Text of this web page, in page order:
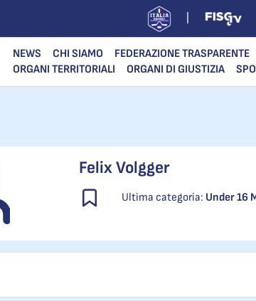
NEWS CHI SIAMO FEDERAZIONE TRASPARENTE
ORGANI TERRITORIALI
ORGANI DI GIUSTIZIA
Felix Volgger
Ultima categoria: Under 16